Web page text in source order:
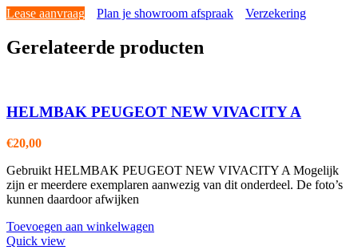
Lease aanvraag Plan je showroom afspraak Verzekering
Gerelateerde producten
HELMBAK PEUGEOT NEW VIVACITY A
€20,00
Gebruikt HELMBAK PEUGEOT NEW VIVACITY A Mogelijk
zijn er meerdere exemplaren aanwezig van dit onderdeel. De foto’s
kunnen daardoor afwijken
Toevoegen aan winkelwagen
Quick view